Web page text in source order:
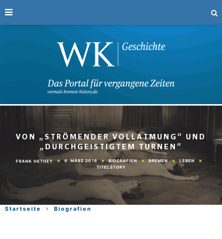
VON „STRÖMENDER VOLLATMUNG“ UND
„DURCHGEISTIGTEM TURNEN“
FRANK HETHEY 6. MÄRZ 2016 BIOGRAFIEN BREMEN
LEBEN
TITELSTORY
Startseite Biografien